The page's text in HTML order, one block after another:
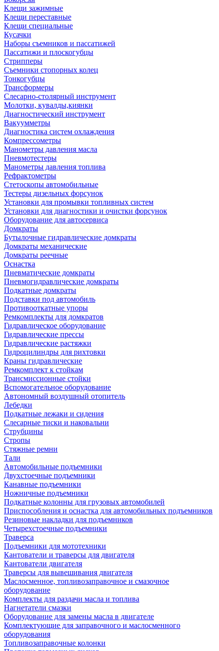
Клещи зажимные
Клещи переставные
Клещи специальные
Кусачки
Наборы съемников и пассатижей
Пассатижи и плоскогубцы
Стрипперы
Съемники стопорных колец
Тонкогубцы
Трансформеры
Слесарно-столярный инструмент
Молотки, кувалды,киянки
Диагностический инструмент
Вакуумметры
Диагностика систем охлаждения
Компрессометры
Манометры давления масла
Пневмотестеры
Манометры давления топлива
Рефрактометры
Стетоскопы автомобильные
Тестеры дизельных форсунок
Установки для промывки топливных систем
Установки для диагностики и очистки форсунок
Оборудование для автосервиса
Домкраты
Бутылочные гидравлические домкраты
Домкраты механические
Домкраты реечные
Оснастка
Пневматические домкраты
Пневмогидравлические домкраты
Подкатные домкраты
Подставки под автомобиль
Противооткатные упоры
Ремкомплекты для домкратов
Гидравлическое оборудование
Гидравлические прессы
Гидравлические растяжки
Гидроцилиндры для рихтовки
Краны гидравлические
Ремкомплект к стойкам
Трансмиссионные стойки
Вспомогательное оборудование
Автономный воздушный отопитель
Лебедки
Подкатные лежаки и сидения
Слесарные тиски и наковальни
Струбцины
Стропы
Стяжные ремни
Тали
Автомобильные подъемники
Двухстоечные подъемники
Канавные подъемники
Ножничные подъемники
Подкатные колонны для грузовых автомобилей
Приспособления и оснастка для автомобильных подъемников
Резиновые накладки для подъемников
Четырехстоечные подъемники
Траверса
Подъемники для мототехники
Кантователи и траверсы для двигателя
Кантователи двигателя
Траверсы для вывешивания двигателя
Маслосменное, топливозаправочное и смазочное
оборудование
Комплекты для раздачи масла и топлива
Нагнетатели смазки
Оборудование для замены масла в двигателе
Комплектующие для заправочного и маслосменного
оборудования
Топливозаправочные колонки